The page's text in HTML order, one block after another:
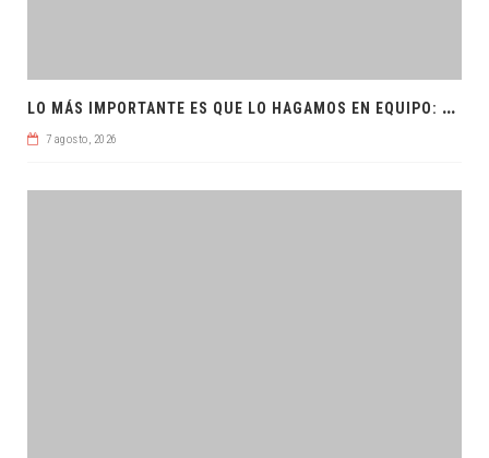
L
O MÁS IMPORTANTE ES QUE LO HAGAMOS EN EQUIPO: CPL
7 agosto, 2026